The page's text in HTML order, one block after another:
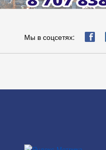
Мы в соцсетях: ä